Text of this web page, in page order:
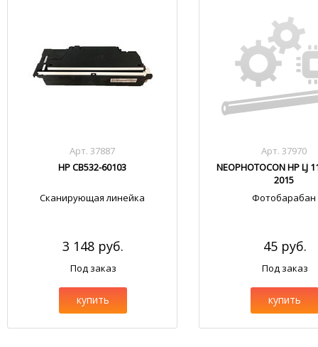
Арт. 37887
HP CB532-60103
Сканирующая линейка
3 148 руб.
Под заказ
купить
Арт. 37970
NEOPHOTOCON HP LJ
2015
Фотобарабан
45 руб.
Под заказ
купить